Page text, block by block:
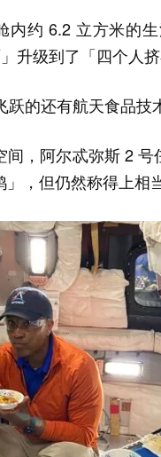
内约 6.2 立方米的
升级到了「四个人
跃的还有航天食品技
，阿尔忒弥斯 2
，但仍然称得上相